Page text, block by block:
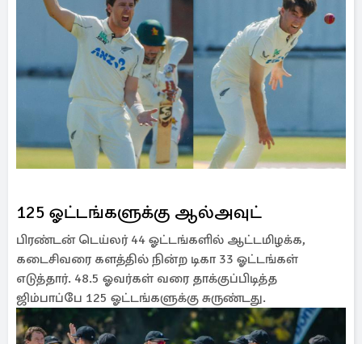
125 ஓட்டங்களுக்கு ஆல்அவுட்
பிரண்டன் டெய்லர் 44 ஓட்டங்களில் ஆட்டமிழக்க,
கடைசிவரை களத்தில் நின்ற டிகா 33 ஓட்டங்கள்
எடுத்தார். 48.5 ஓவர்கள் வரை தாக்குப்பிடித்த
ஜிம்பாப்பே 125 ஓட்டங்களுக்கு சுருண்டது.